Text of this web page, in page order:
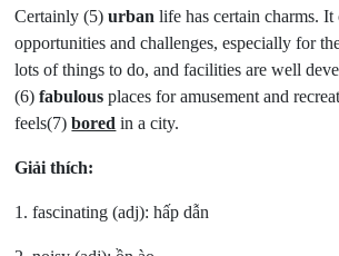
Certainly (5)urban life has certain charms. It
opportunities and challenges, especially for
lots of things to do, and facilities are well
(6)fabulous places for amusement and
feels(7)bored in a city.
Giải thích:
1. fascinating (adj):hấp dẫn